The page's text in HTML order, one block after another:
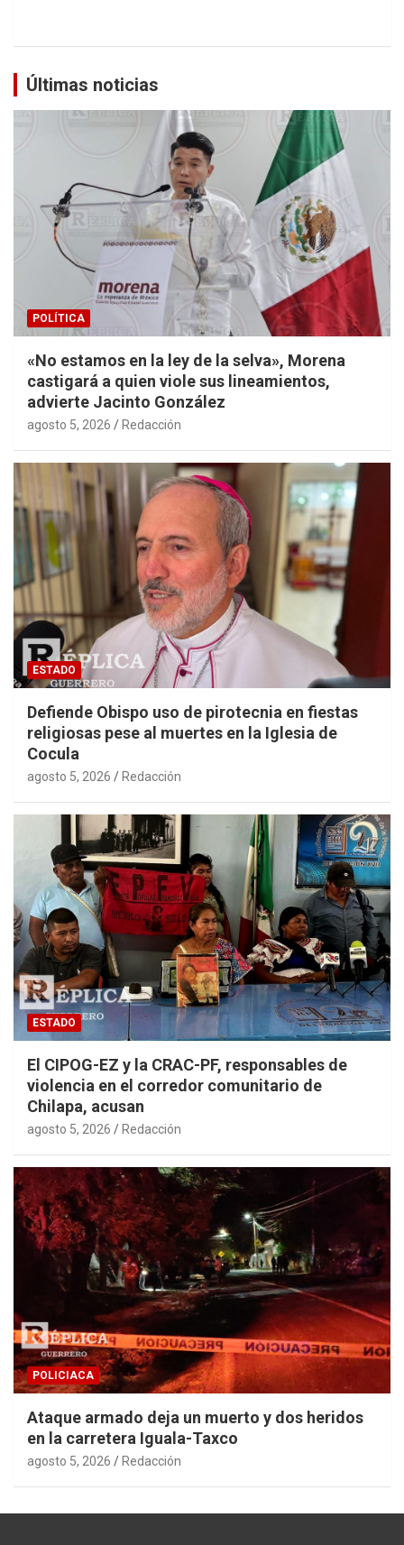
Últimas noticias
POLÍTICA
«No estamos en la ley de la selva», Morena
castigará a quien viole sus lineamientos,
advierte Jacinto González
agosto 5, 2026 Redacción
ESTADO
Defiende Obispo uso de pirotecnia en fiestas
religiosas pese al muertes en la Iglesia de
Cocula
agosto 5, 2026 Redacción
ESTADO
El CIPOG-EZ y la CRAC-PF, responsables de
violencia en el corredor comunitario de
Chilapa, acusan
agosto 5, 2026 Redacción
POLICIACA
Ataque armado deja un muerto y dos heridos
en la carretera Iguala-Taxco
agosto 5, 2026 Redacción